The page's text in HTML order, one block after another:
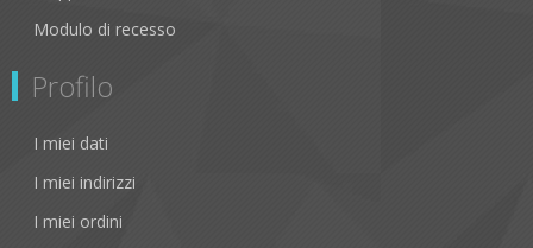
Modulo di recesso
Profilo
I miei dati
I miei indirizzi
I miei ordini